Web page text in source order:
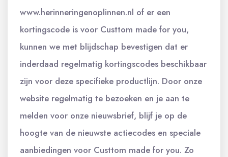
www.herinneringenoplinnen.nl of er een
kortingscode is voor Custtom made for you,
kunnen we met blijdschap bevestigen dat er
inderdaad regelmatig kortingscodes beschikbaar
zijn voor deze specifieke productlijn. Door onze
website regelmatig te bezoeken en je aan te
melden voor onze nieuwsbrief, blijf je op de
hoogte van de nieuwste actiecodes en speciale
aanbiedingen voor Custtom made for you. Zo